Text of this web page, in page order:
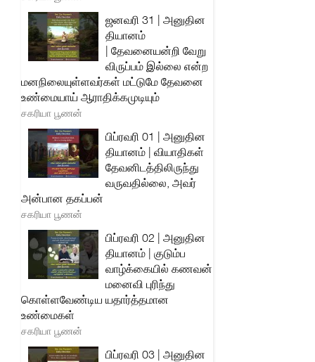
ஜனவரி 31 | அனுதின
தியானம்
| தேவனையன்றி வேறு
விருப்பம் இல்லை என்ற
மனநிலையுள்ளவர்கள் மட்டுமே தேவனை
உண்மையாய் ஆராதிக்கமுடியும்
சகரியா பூணன்
பிப்ரவரி 01 | அனுதின
தியானம் | வியாதிகள்
தேவனிடத்திலிருந்து
வருவதில்லை, அவர்
அன்பான தகப்பன்
சகரியா பூணன்
பிப்ரவரி 02 | அனுதின
தியானம் | குடும்ப
வாழ்க்கையில் கணவன்
மனைவி புரிந்து
கொள்ளவேண்டிய யதார்த்தமான
உண்மைகள்
சகரியா பூணன்
பிப்ரவரி 03 | அனுதின